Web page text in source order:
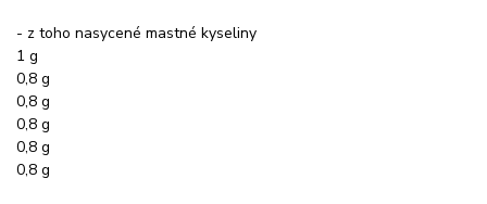
- z toho nasycené mastné kyseliny
1 g
0,8 g
0,8 g
0,8 g
0,8 g
0,8 g